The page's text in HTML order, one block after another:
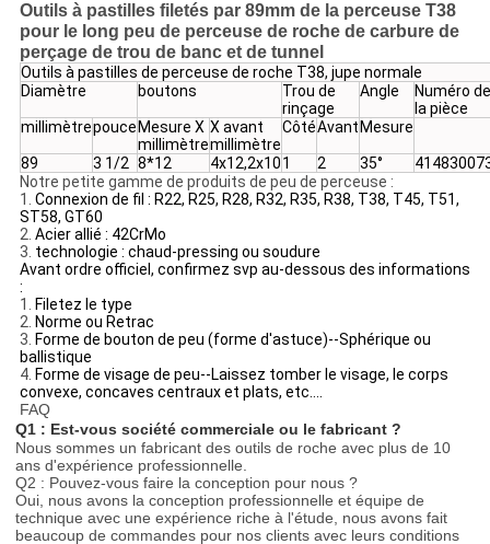
Outils à pastilles filetés par 89mm de la perceuse T38
pour le long peu de perceuse de roche de carbure de
perçage de trou de banc et de tunnel
Outils à pastilles de perceuse de roche T38, jupe normale
Diamètre
boutons
Trou de
rinçage
Angle
Numéro de
la pièce
millimètrepouce Mesure X
millimètre
X avant
millimètre
CôtéAvant Mesure
89 3 1/2 8*12 4x12,2x101 2 35°
Notre petite gamme de produits de peu de perceuse :
1. Connexion de fil : R22, R25, R28, R32, R35, R38, T38, T45, T51,
ST58, GT60
2. Acier allié : 42CrMo
3. technologie : chaud-pressing ou soudure
Avant ordre officiel, confirmez svp au-dessous des informations
:
1. Filetez le type
2. Norme ou Retrac
3. Forme de bouton de peu (forme d'astuce)--Sphérique ou
ballistique
4. Forme de visage de peu--Laissez tomber le visage, le corps
convexe, concaves centraux et plats, etc….
FAQ
Q1 : Est-vous société commerciale ou le fabricant ?
Nous sommes un fabricant des outils de roche avec plus de 10
ans d'expérience professionnelle.
Q2 : Pouvez-vous faire la conception pour nous ?
Oui, nous avons la conception professionnelle et équipe de
technique avec une expérience riche à l'étude, nous avons fait
beaucoup de commandes pour nos clients avec leurs conditions